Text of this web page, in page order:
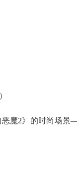
恶魔2》的时尚场